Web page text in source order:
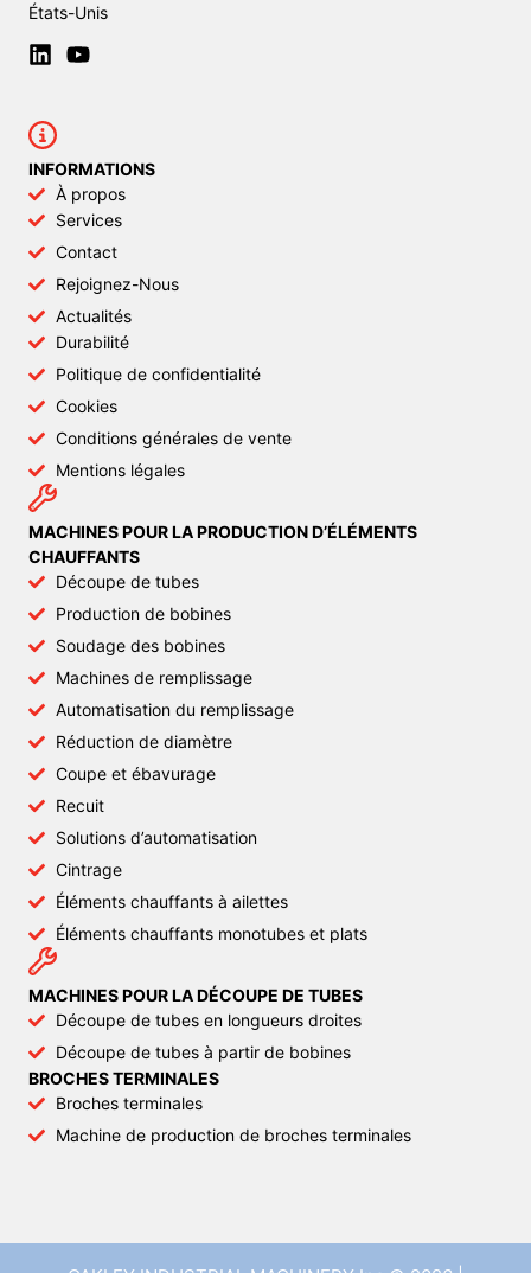
États-Unis
INFORMATIONS
À propos
Services
Contact
Rejoignez-Nous
Actualités
Durabilité
Politique de confidentialité
Cookies
Conditions générales de vente
Mentions légales
MACHINES POUR LA PRODUCTION D’ÉLÉMENTS
CHAUFFANTS
Découpe de tubes
Production de bobines
Soudage des bobines
Machines de remplissage
Automatisation du remplissage
Réduction de diamètre
Coupe et ébavurage
Recuit
Solutions d’automatisation
Cintrage
Éléments chauffants à ailettes
Éléments chauffants monotubes et plats
MACHINES POUR LA DÉCOUPE DE TUBES
Découpe de tubes en longueurs droites
Découpe de tubes à partir de bobines
BROCHES TERMINALES
Broches terminales
Machine de production de broches terminales